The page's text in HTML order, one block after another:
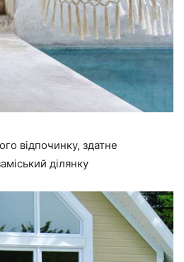
відпочинку, здатне
ділянку